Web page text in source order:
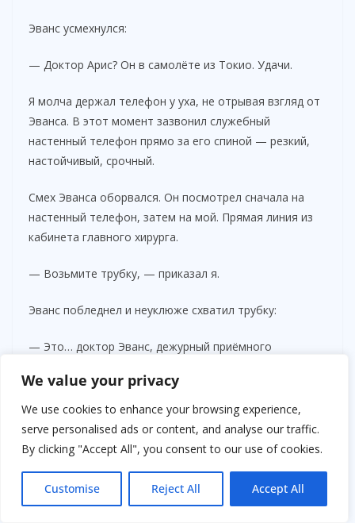
We value your privacy
We use cookies to enhance your browsing experience,
serve personalised ads or content, and analyse our traffic.
By clicking "Accept All", you consent to our use of cookies.
Customise Reject All Accept All
Эванс усмехнулся:
— Доктор Арис? Он в самолёте из Токио. Удачи.
Я молча держал телефон у уха, не отрывая взгляд от
Эванса. В этот момент зазвонил служебный
настенный телефон прямо за его спиной — резкий,
настойчивый, срочный.
Смех Эванса оборвался. Он посмотрел сначала на
настенный телефон, затем на мой. Прямая линия из
кабинета главного хирурга.
— Возьмите трубку, — приказал я.
Эванс побледнел и неуклюже схватил трубку:
— Это… доктор Эванс, дежурный приёмного
— Ваши полномочия здесь заканчиваются, — твердо
сказал я. — Сейчас же подключаю старшего коллегу.
Он замер, осознавая серьёзность ситуации. Моё
спокойствие и решимость сменяли его высокомерие